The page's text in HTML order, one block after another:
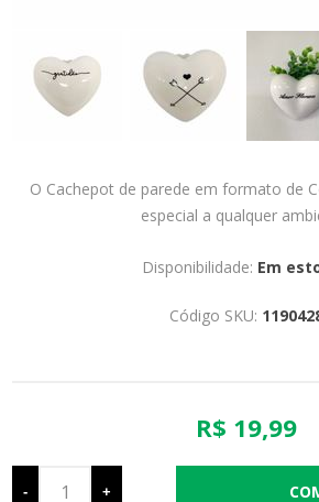
O Cachepot de parede em formato de
especial a qualquer
Disponibilidade: Em
Código SKU:
R$ 19,99
- +